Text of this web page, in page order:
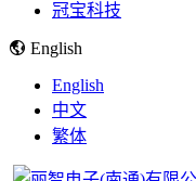
冠宝科技
English
English
中文
繁体